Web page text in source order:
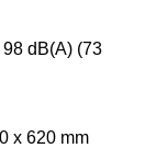
98 dB(A) (73
x 620 mm